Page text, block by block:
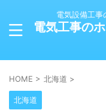
電気設備工事
電気工事の
HOME > 北海道 >
北海道